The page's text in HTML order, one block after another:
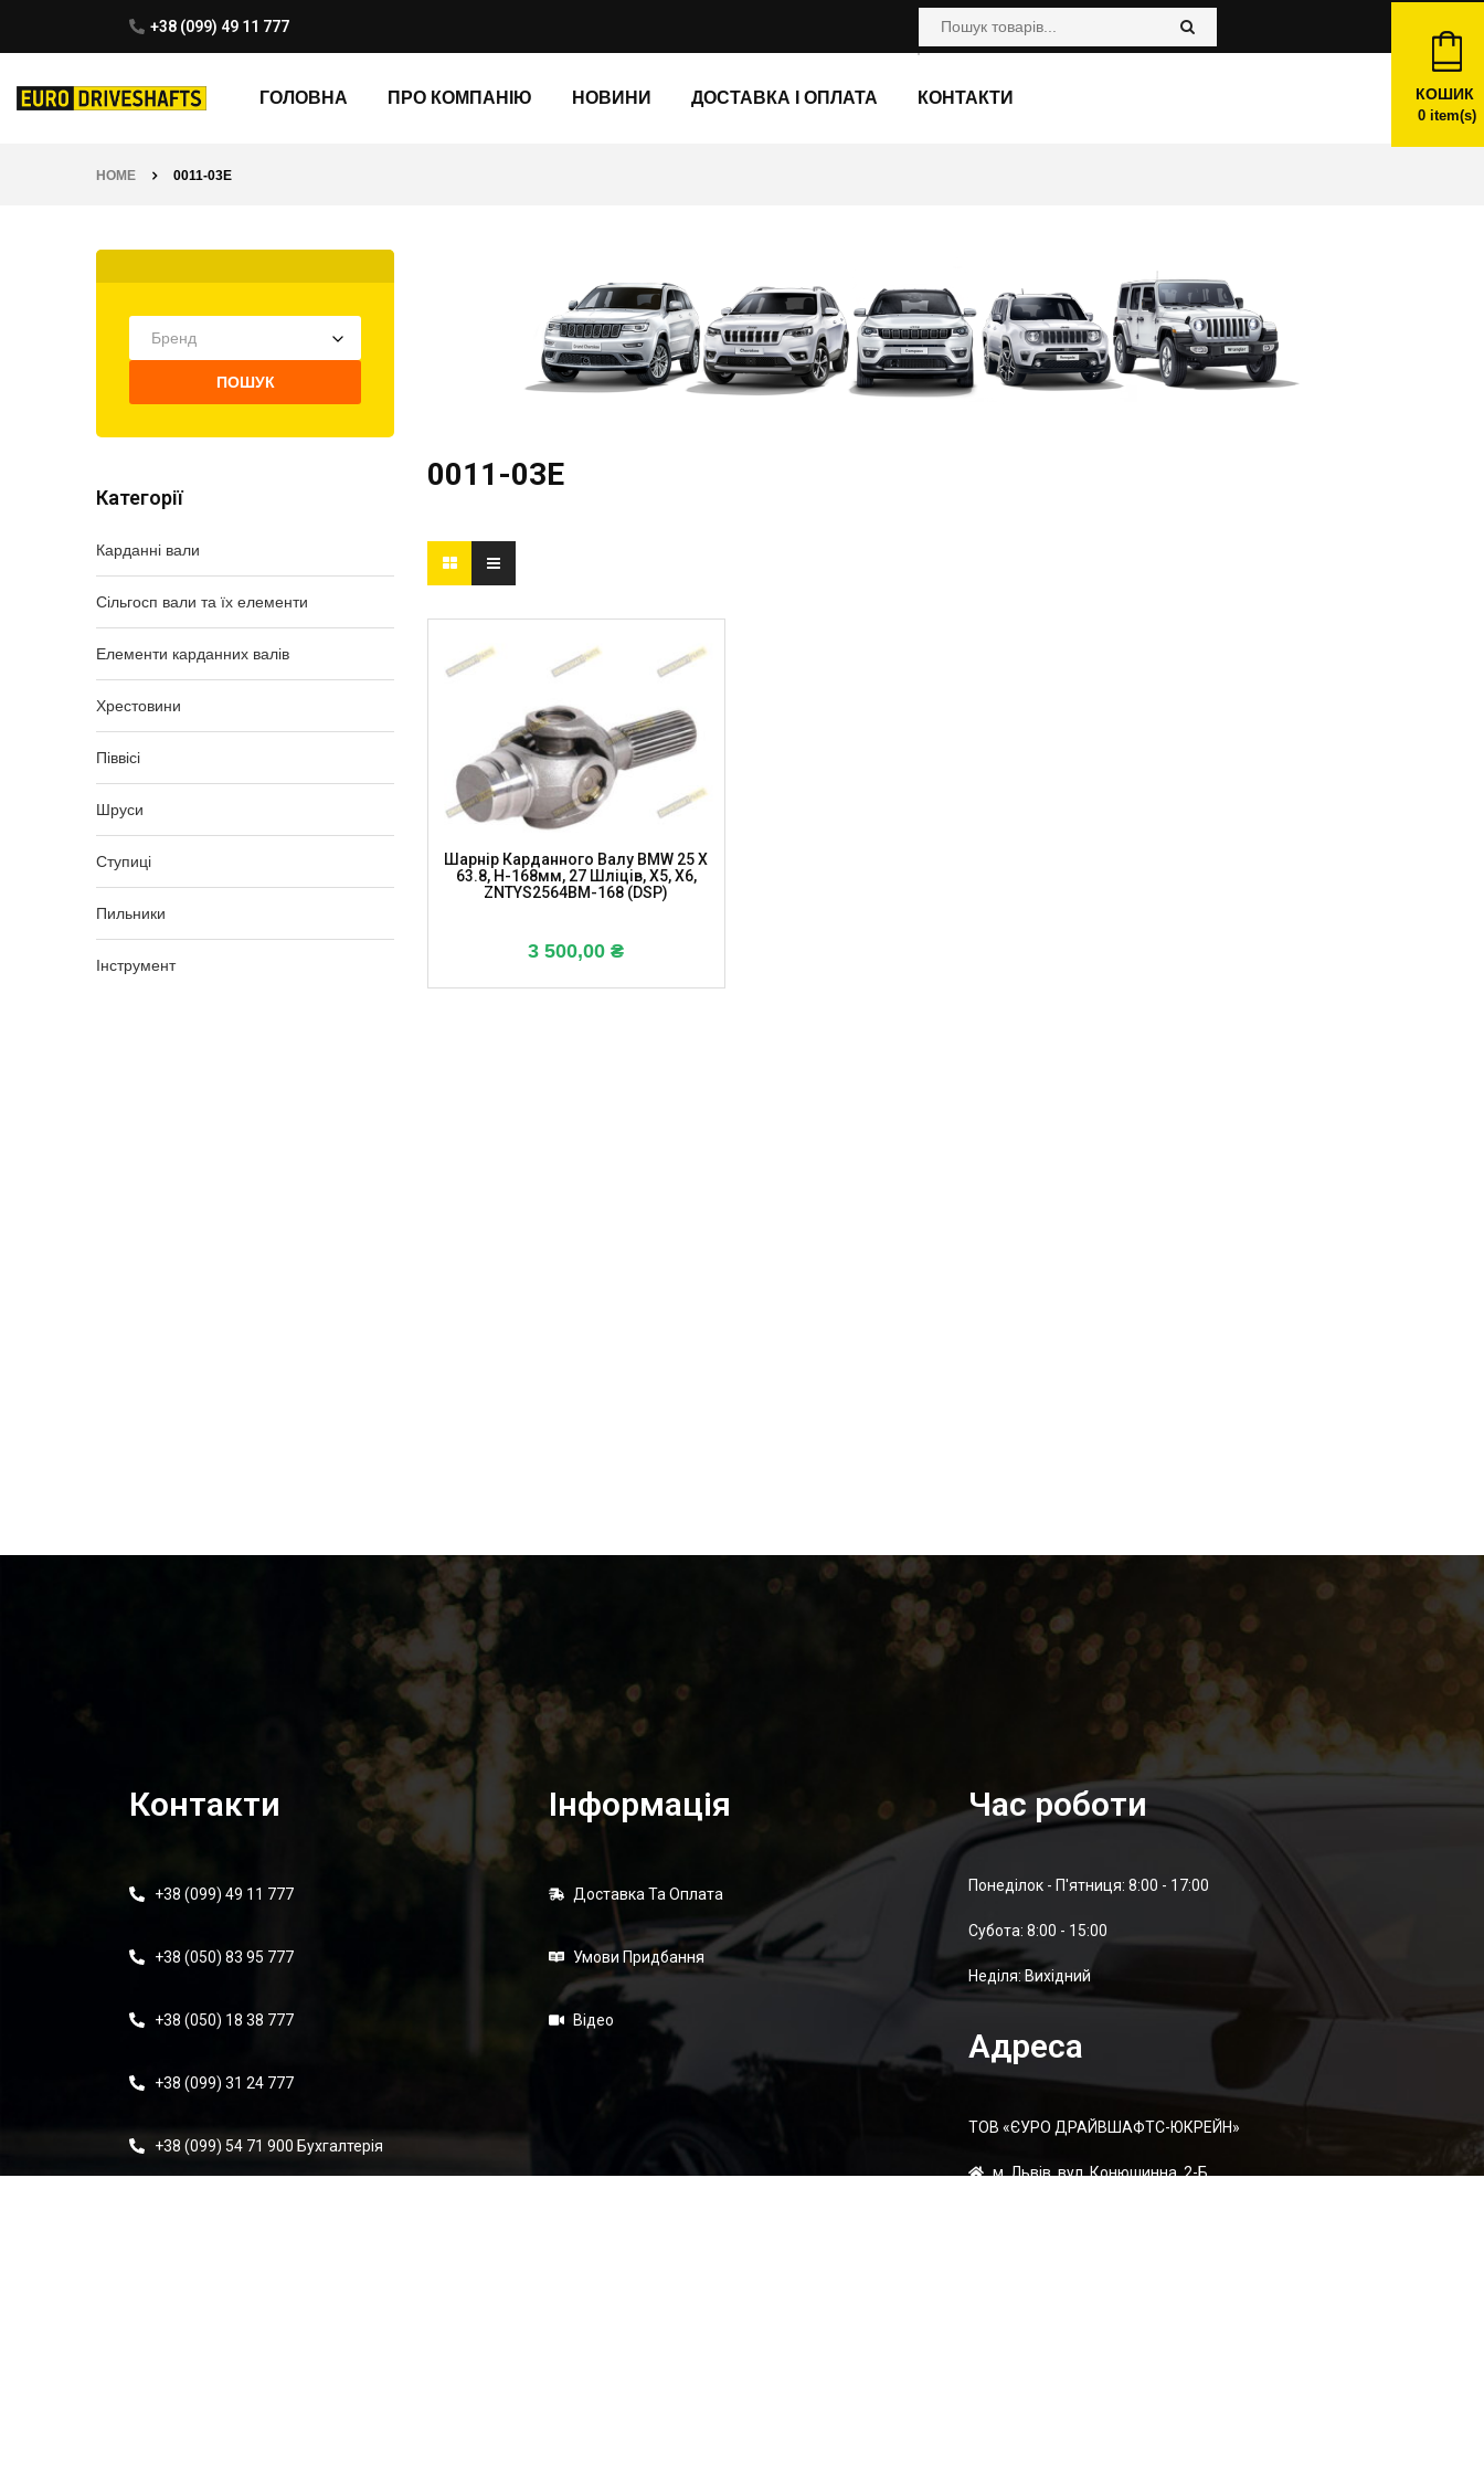
+38 (099) 49 11 777
ГОЛОВНА ПРО КОМПАНІЮ НОВИНИ ДОСТАВКА І ОПЛАТА КОНТАКТИ КОШИК
0item(s)
HOME 0011-03E
Бренд
ПОШУК
Категорії
Карданні вали
Сільгосп вали та їх елементи
Елементи карданних валів
Хрестовини
Піввісі
Шруси
Ступиці
Пильники
Інструмент
0011-03E
Шарнір Карданного Валу BMW 25 X
63.8, H-168мм, 27 Шліців, X5, X6,
ZNTYS2564BM-168 (DSP)
3 500,00₴
Контакти
+38 (099) 49 11 777
+38 (050) 83 95 777
+38 (050) 18 38 777
+38 (099) 31 24 777
+38 (099) 54 71 900 Бухгалтерія
Інформація
Доставка Та Оплата
Умови Придбання
Відео
Час роботи
Понеділок - П'ятниця: 8:00 - 17:00
Суботa: 8:00 - 15:00
Неділя: Вихідний
Адреса
ТОВ «ЄУРО ДРАЙВШАФТC-ЮКРЕЙН»
м. Львів, вул. Конюшинна, 2-Б